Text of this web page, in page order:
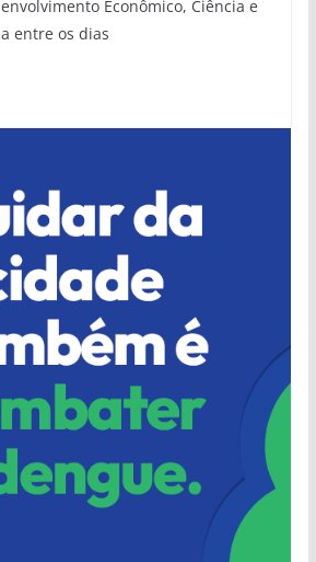
Econômico, Ciência e
entre os dias